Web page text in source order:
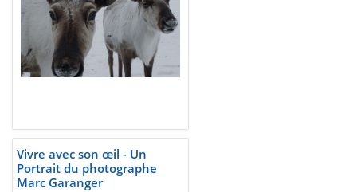
Vivre avec son œil - Un
Portrait du photographe
Marc Garanger